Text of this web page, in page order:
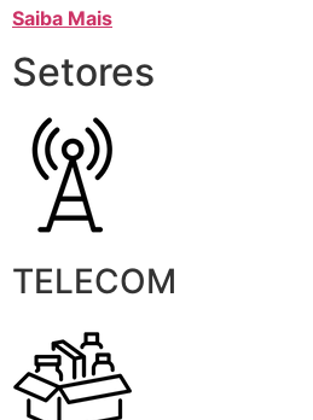
Saiba Mais
Setores
TELECOM